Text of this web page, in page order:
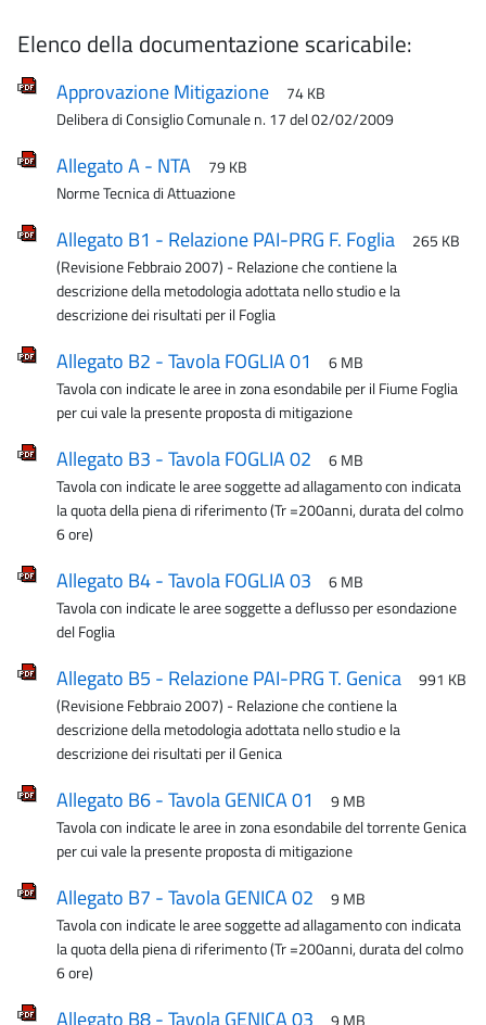
Elenco della documentazione scaricabile:
Approvazione Mitigazione
74 KB
Delibera di Consiglio Comunale n. 17 del 02/02/2009
Allegato A - NTA
79 KB
Norme Tecnica di Attuazione
Allegato B1 - Relazione PAI-PRG F. Foglia
265 KB
(Revisione Febbraio 2007) - Relazione che contiene la
descrizione della metodologia adottata nello studio e la
descrizione dei risultati per il Foglia
Allegato B2 - Tavola FOGLIA 01
6 MB
Tavola con indicate le aree in zona esondabile per il Fiume Foglia
per cui vale la presente proposta di mitigazione
Allegato B3 - Tavola FOGLIA 02
6 MB
Tavola con indicate le aree soggette ad allagamento con indicata
la quota della piena di riferimento (Tr =200anni, durata del colmo
6 ore)
Allegato B4 - Tavola FOGLIA 03
6 MB
Tavola con indicate le aree soggette a deflusso per esondazione
del Foglia
Allegato B5 - Relazione PAI-PRG T. Genica
991 KB
(Revisione Febbraio 2007) - Relazione che contiene la
descrizione della metodologia adottata nello studio e la
descrizione dei risultati per il Genica
Allegato B6 - Tavola GENICA 01
9 MB
Tavola con indicate le aree in zona esondabile del torrente Genica
per cui vale la presente proposta di mitigazione
Allegato B7 - Tavola GENICA 02
9 MB
Tavola con indicate le aree soggette ad allagamento con indicata
la quota della piena di riferimento (Tr =200anni, durata del colmo
6 ore)
Allegato B8 - Tavola GENICA 03